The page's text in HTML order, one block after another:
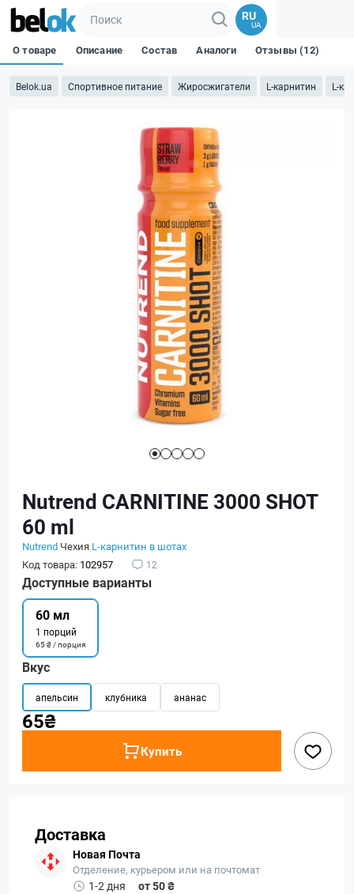
RU
UA
Belok.ua Спортивное питание Жиросжигатели L-карнитин L-
О товаре Описание Состав Аналоги Отзывы (12)
Nutrend CARNITINE 3000 SHOT
60 ml
Nutrend Чехия L-карнитин в шотах
Код товара: 102957 12
Доступные варианты
60 мл
1 порций
65 ₴ / порция
Вкус
апельсин клубника ананас
65₴
Купить
Доставка
Новая Почта
Отделение, курьером или на почтомат
1-2 дня
от 50 ₴